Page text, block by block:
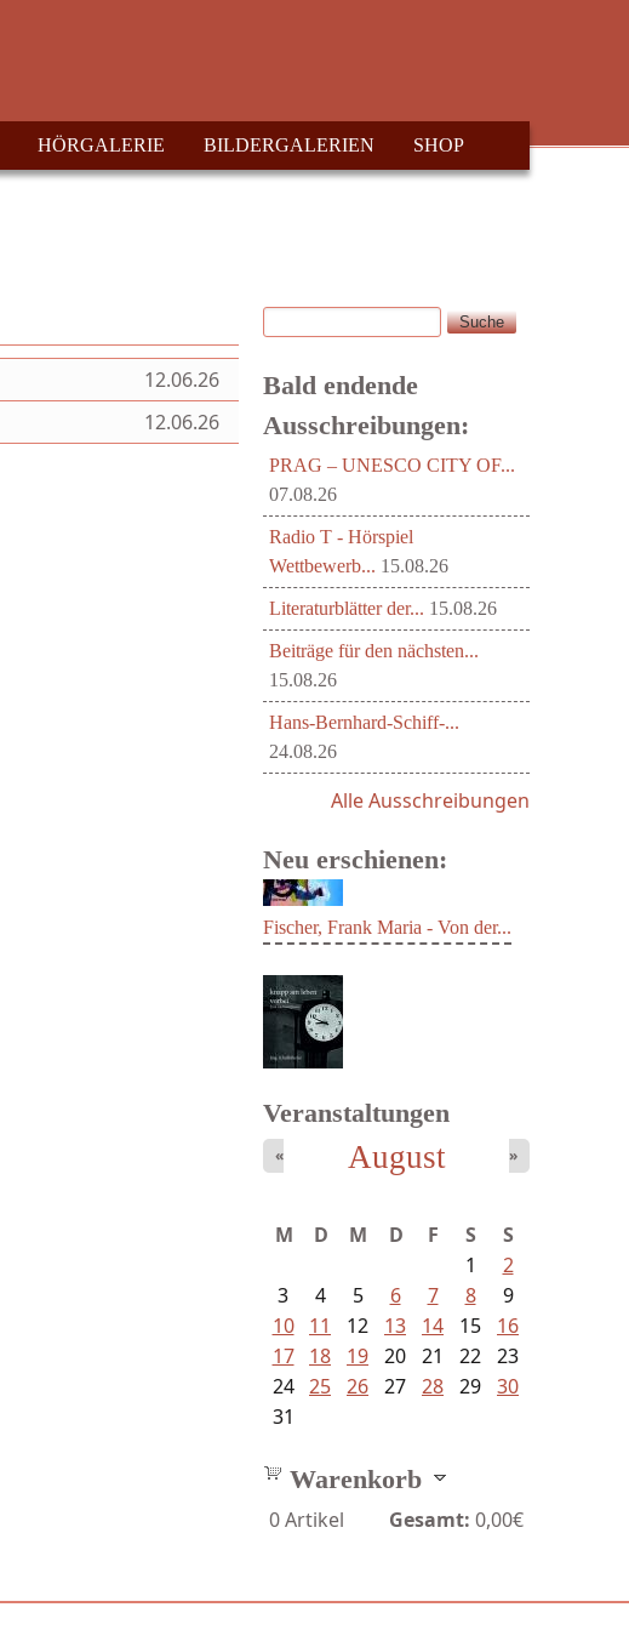
HÖRGALERIE BILDERGALERIEN SHOP
12.06.26
12.06.26
Suchformular
Suche
Bald endende
Ausschreibungen:
PRAG – UNESCO CITY OF...
07.08.26
Radio T - Hörspiel
Wettbewerb... 15.08.26
Literaturblätter der... 15.08.26
Beiträge für den nächsten...
15.08.26
Hans-Bernhard-Schiff-...
24.08.26
Alle Ausschreibungen
Neu erschienen:
Fischer, Frank Maria - Von der...
Veranstaltungen
August
« »
M D M D F S
S
1
2
3
4 5 6 7 8
9
10
11 12 13 14 15
16
17
18 19 20 21 22 23
24 25 26 27 28 29 30
31
Warenkorb
0Artikel Gesamt: 0,00€